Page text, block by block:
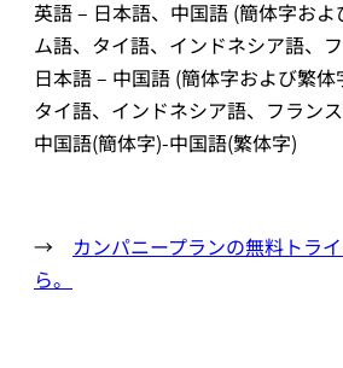
英語 – 日本語、中国語 (簡体字お
ム語、タイ語、インドネシア語、
日本語 – 中国語 (簡体字および繁体
タイ語、インドネシア語、フラン
中国語(簡体字)-中国語(繁体字)
→ カンパニープランの無料トラ
ら。